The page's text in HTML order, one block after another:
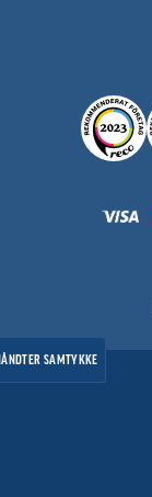
SAMTYKKE